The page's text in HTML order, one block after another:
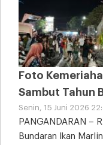
Foto
Sambut Tahun
Senin, 15 Juni 2026
PANGANDARAN –
Bundaran Ikan